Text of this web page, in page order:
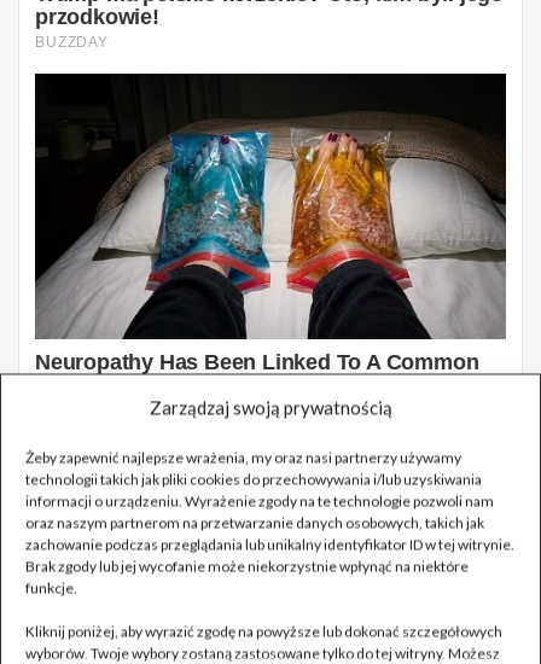
Zarządzaj swoją prywatnością
Żeby zapewnić najlepsze wrażenia, my oraz nasi partnerzy używamy
technologii takich jak pliki cookies do przechowywania i/lub uzyskiwania
informacji o urządzeniu. Wyrażenie zgody na te technologie pozwoli nam
oraz naszym partnerom na przetwarzanie danych osobowych, takich jak
zachowanie podczas przeglądania lub unikalny identyfikator ID w tej witrynie.
Brak zgody lub jej wycofanie może niekorzystnie wpłynąć na niektóre
funkcje.
Kliknij poniżej, aby wyrazić zgodę na powyższe lub dokonać szczegółowych
wyborów. Twoje wybory zostaną zastosowane tylko do tej witryny. Możesz